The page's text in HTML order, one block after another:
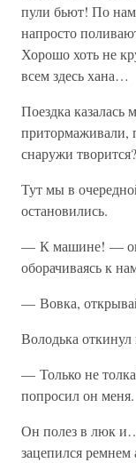
пули бьют! По нам
напросто
Хорошо хоть не
всем здесь хана…
Поездка
притормаживали,
снаружи
Тут мы в
остановились.
— К машине! —
оборачиваясь к
— Вовка,
Володька
— Только не
попросил он меня.
Он полез в люк и…
зацепился ремнем